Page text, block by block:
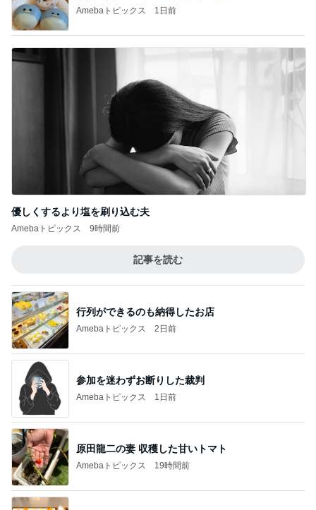
Amebaトピックス 1日前
優しくするより塩を刷り込む夫
Amebaトピックス 9時間前
記事を読む
行列ができるのも納得したお店
Amebaトピックス 2日前
参加を迷わずお断りした裁判
Amebaトピックス 1日前
原田龍二の妻 収穫した甘いトマト
Amebaトピックス 19時間前